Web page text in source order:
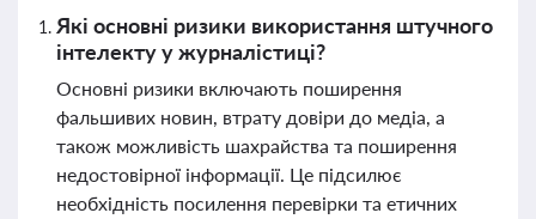
Які основні ризики використання штучного
інтелекту у журналістиці?
Основні ризики включають поширення
фальшивих новин, втрату довіри до медіа, а
також можливість шахрайства та поширення
недостовірної інформації. Це підсилює
необхідність посилення перевірки та етичних